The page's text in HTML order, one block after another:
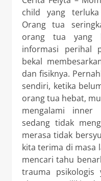
child yang
Orang tua
orang tua yang
informasi perihal
bekal
dan fisiknya.
sendiri, ketika
orang tua hebat,
mengalami
sedang tidak
merasa tidak
kita terima di masa
mencari tahu
trauma psikologis